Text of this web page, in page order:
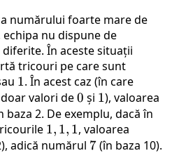
numărului foarte mare de
nu dispune de
În aceste situații
tricouri pe care sunt
1
1. În acest caz (în care
valori de0
0 și 1
1), valoarea
2. De exemplu, dacă în
1,
1,
1, 1, 1, valoarea
adică numărul 7
7(în baza 10).